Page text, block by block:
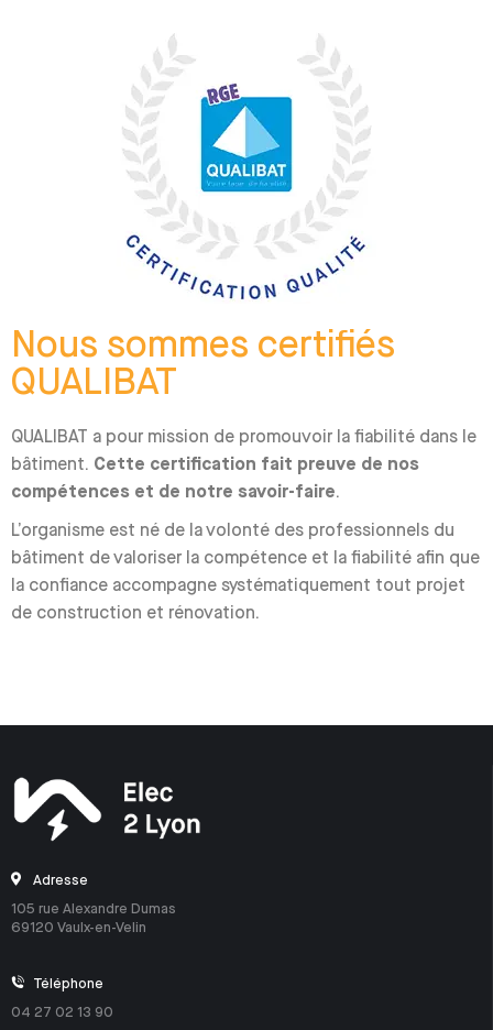
Nous sommes certifiés
QUALIBAT​​
QUALIBAT a pour mission de promouvoir la fiabilité dans le
bâtiment. Cette certification fait preuve de nos
compétences et de notre savoir-faire.
L’organisme est né de la volonté des professionnels du
bâtiment de valoriser la compétence et la fiabilité afin que
la confiance accompagne systématiquement tout projet
de construction et rénovation.
Adresse
105 rue Alexandre Dumas
69120 Vaulx-en-Velin
Téléphone
04 27 02 13 90